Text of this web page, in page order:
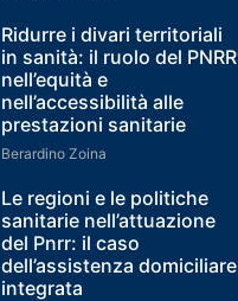
Ridurre i divari territoriali
in sanità: il ruolo del PNRR
nell’equità e
nell’accessibilità alle
prestazioni sanitarie
Berardino Zoina
Le regioni e le politiche
sanitarie nell’attuazione
del Pnrr: il caso
dell’assistenza domiciliare
integrata